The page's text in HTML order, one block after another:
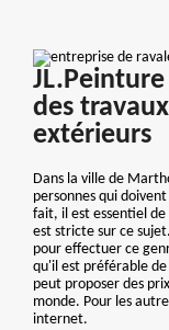
des
extérieurs
Dans la ville de
personnes qui
fait, il est essentiel
est stricte sur ce
pour effectuer ce
qu'il est préférable
peut proposer des
monde. Pour les
internet.